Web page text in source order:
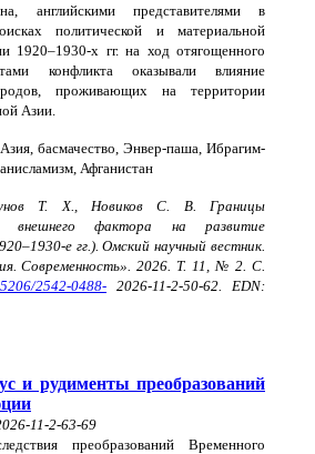
английскими представителями в
политической и материальной
1920–1930-х гг. на ход отягощенного
конфликта оказывали влияние
проживающих на территории
Азии.
басмачество, Энвер-паша, Ибрагим-
Афганистан
Т. Х., Новиков С. В. Границы
внешнего фактора на развитие
е гг.). Омский научный вестник.
Современность». 2026. Т. 11, № 2. С.
2542-0488- 2026-11-2-50-62. EDN:
и рудименты преобразований
11-2-63-69
преобразований Временного